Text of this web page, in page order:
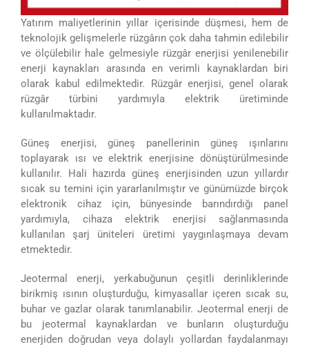
Yatırım maliyetlerinin yıllar içerisinde düşmesi, hem de
teknolojik gelişmelerle rüzgârın çok daha tahmin edilebilir
ve ölçülebilir hale gelmesiyle rüzgâr enerjisi yenilenebilir
enerji kaynakları arasında en verimli kaynaklardan biri
olarak kabul edilmektedir. Rüzgâr enerjisi, genel olarak
rüzgâr türbini yardımıyla elektrik üretiminde
kullanılmaktadır.
Güneş enerjisi, güneş panellerinin güneş ışınlarını
toplayarak ısı ve elektrik enerjisine dönüştürülmesinde
kullanılır. Hali hazırda güneş enerjisinden uzun yıllardır
sıcak su temini için yararlanılmıştır ve günümüzde birçok
elektronik cihaz için, bünyesinde barındırdığı panel
yardımıyla, cihaza elektrik enerjisi sağlanmasında
kullanılan şarj üniteleri üretimi yaygınlaşmaya devam
etmektedir.
Jeotermal enerji, yerkabuğunun çeşitli derinliklerinde
birikmiş ısının oluşturduğu, kimyasallar içeren sıcak su,
buhar ve gazlar olarak tanımlanabilir. Jeotermal enerji de
bu jeotermal kaynaklardan ve bunların oluşturduğu
enerjiden doğrudan veya dolaylı yollardan faydalanmayı